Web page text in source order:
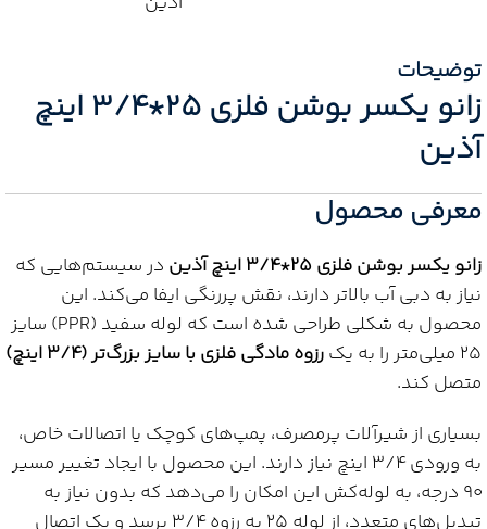
توضیحات
زانو یکسر بوشن فلزی 25*3/4 اینچ
آذین
معرفی محصول
زانو یکسر بوشن فلزی 25*3/4 اینچ آذین
در سیستم‌هایی که
نیاز به دبی آب بالاتر دارند، نقش پررنگی ایفا می‌کند. این
محصول به شکلی طراحی شده است که لوله سفید (PPR) سایز
25 میلی‌متر را به یک
رزوه مادگی فلزی با سایز بزرگ‌تر (3/4 اینچ)
متصل کند.
بسیاری از شیرآلات پرمصرف، پمپ‌های کوچک یا اتصالات خاص،
به ورودی 3/4 اینچ نیاز دارند. این محصول با ایجاد تغییر مسیر
90 درجه، به لوله‌کش این امکان را می‌دهد که بدون نیاز به
تبدیل‌های متعدد، از لوله 25 به رزوه 3/4 برسد و یک اتصال